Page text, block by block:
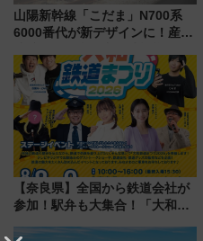
山陽新幹線「こだま」N700系
6000番代が新デザインに！産学
用は今冬から
【奈良県】全国から鉄道会社が
参加！駅弁も大集合！「大和鉄